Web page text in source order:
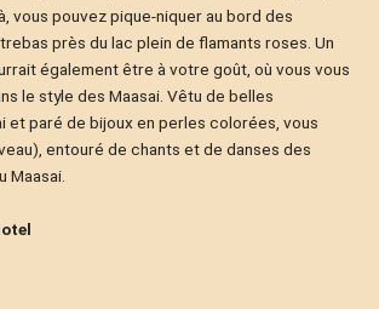
vous pouvez pique-niquer au bord des
près du lac plein de flamants roses. Un
également être à votre goût, où vous vous
le style des Maasai. Vêtu de belles
et paré de bijoux en perles colorées, vous
entouré de chants et de danses des
Maasai.